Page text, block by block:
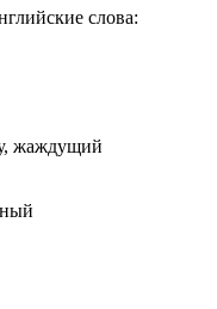
слова:
жаждущий